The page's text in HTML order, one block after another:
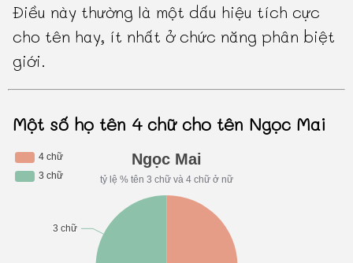
Điều này thường là một dấu hiệu tích cực
cho tên hay, ít nhất ở chức năng phân biệt
giới.
Một số họ tên 4 chữ cho tên Ngọc Mai